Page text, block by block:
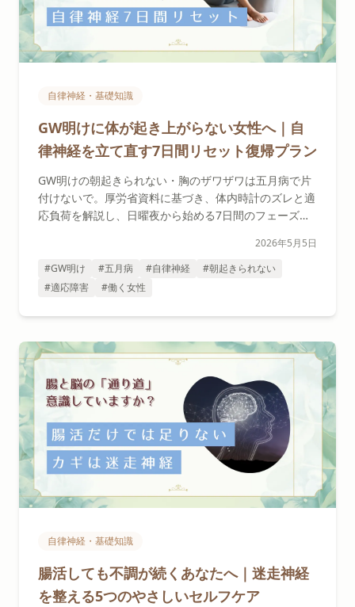
自律神経・基礎知識
GW明けに体が起き上がらない女性へ｜自
律神経を立て直す7日間リセット復帰プラン
GW明けの朝起きられない・胸のザワザワは五月病で片
付けないで。厚労省資料に基づき、体内時計のズレと適
応負荷を解説し、日曜夜から始める7日間のフェーズ別
2026年5月5日
#GW明け
#五月病 #自律神経
#朝起きられない
#適応障害
#働く女性
自律神経・基礎知識
腸活しても不調が続くあなたへ｜迷走神経
を整える5つのやさしいセルフケア